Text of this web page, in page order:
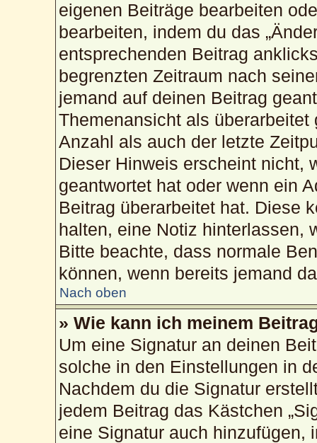
eigenen Beiträge bearbeiten
bearbeiten, indem du das
entsprechenden Beitrag
begrenzten Zeitraum nach
jemand auf deinen Beitrag
Themenansicht als
Anzahl als auch der letzte
Dieser Hinweis erscheint nicht,
geantwortet hat oder wenn ein
Beitrag überarbeitet hat. Diese
halten, eine Notiz hinterlassen,
Bitte beachte, dass normale
können, wenn bereits jemand
Nach oben
» Wie kann ich meinem
Um eine Signatur an deinen
solche in den Einstellungen in
Nachdem du die Signatur
jedem Beitrag das Kästchen
eine Signatur auch hinzufügen,